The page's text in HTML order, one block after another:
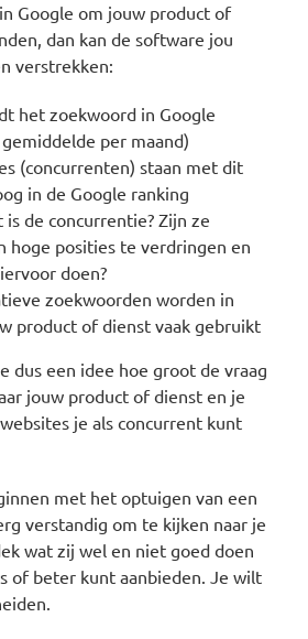
Google om jouw product of
dan kan de software jou
verstrekken:
het zoekwoord in Google
per maand)
(concurrenten) staan met dit
in de Google ranking
is de concurrentie? Zijn ze
hoge posities te verdringen en
doen?
zoekwoorden worden in
product of dienst vaak gebruikt
dus een idee hoe groot de vraag
jouw product of dienst en je
je als concurrent kunt
met het optuigen van een
verstandig om te kijken naar je
wat zij wel en niet goed doen
of beter kunt aanbieden. Je wilt